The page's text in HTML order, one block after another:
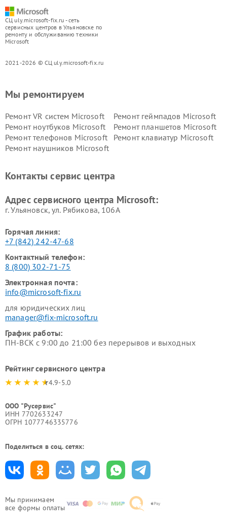
СЦ uly.microsoft-fix.ru - сеть
сервисных центров в Ульяновске по
ремонту и обслуживанию техники
Microsoft
2021-2026 © СЦ uly.microsoft-fix.ru
Мы принимаем
все формы оплаты
Мы ремонтируем
Ремонт VR систем Microsoft
Ремонт геймпадов Microsoft
Ремонт ноутбуков Microsoft
Ремонт планшетов Microsoft
Ремонт телефонов Microsoft
Ремонт клавиатур Microsoft
Ремонт наушников Microsoft
Контакты сервис центра
Адрес сервисного центра Microsoft:
г. Ульяновск, ул. Рябикова, 106А
Горячая линия:
+7 (842) 242-47-68
Контактный телефон:
8 (800) 302-71-75
Электронная почта:
info@microsoft-fix.ru
для юридических лиц
manager@fix-microsoft.ru
График работы:
ПН-ВСК с 9:00 до 21:00 без перерывов и выходных
Рейтинг сервисного центра
4.9-5.0
ООО "Русервис"
ИНН 7702633247
ОГРН 1077746335776
Поделиться в соц. сетях: